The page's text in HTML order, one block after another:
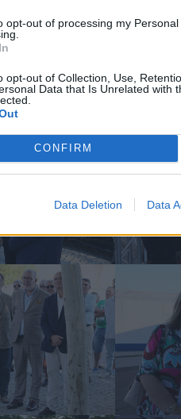
opt-out of processing my
opt-out of Collection, Use,
Data that Is Unrelated with
CONFIRM
Data Deletion Data
atividades para os
do concelho e